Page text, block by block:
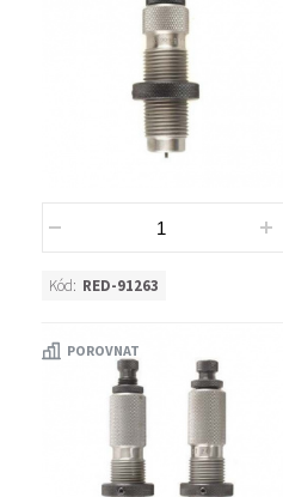
Kód: RED-91263
POROVNAT